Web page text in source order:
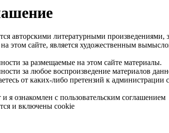
авторскими литературными
этом сайте, является художественным
за размещаемые на этом сайте материалы.
за любое воспроизведение материалов
от каких-либо претензий к
я ознакомлен с пользовательским соглашением
и включены cookie